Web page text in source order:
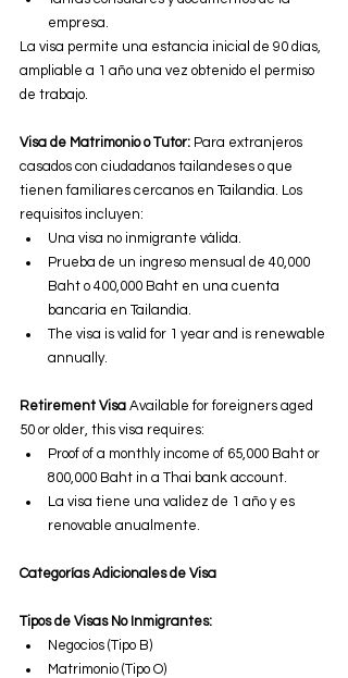
empresa.
La visa permite una estancia inicial de 90 días,
ampliable a 1 año una vez obtenido el permiso
de trabajo.
Visa de Matrimonio o Tutor: Para extranjeros
casados con ciudadanos tailandeses o que
tienen familiares cercanos en Tailandia. Los
requisitos incluyen:
Una visa no inmigrante válida.
Prueba de un ingreso mensual de 40,000
Baht o 400,000 Baht en una cuenta
bancaria en Tailandia.
The visa is valid for 1 year and is renewable
annually.
Retirement Visa Available for foreigners aged
50 or older, this visa requires:
Proof of a monthly income of 65,000 Baht or
800,000 Baht in a Thai bank account.
La visa tiene una validez de 1 año y es
renovable anualmente.
Categorías Adicionales de Visa
Tipos de Visas No Inmigrantes:
Negocios (Tipo B)
Matrimonio (Tipo O)